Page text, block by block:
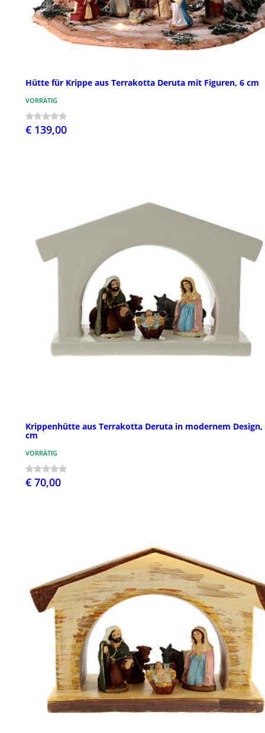
Hütte für Krippe aus Terrakotta Deruta mit Figuren, 6 cm
VORRÄTIG
€ 139,00
Krippenhütte aus Terrakotta Deruta in modernem Design,
cm
VORRÄTIG
€ 70,00